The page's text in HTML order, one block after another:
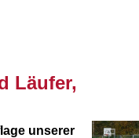
Läufer,
unserer